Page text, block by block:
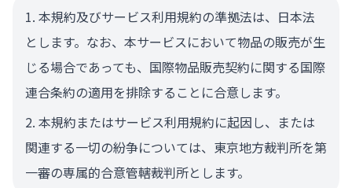
本規約及びサービス利用規約の準拠法は、日本法
とします。なお、本サービスにおいて物品の販売が生
じる場合であっても、国際物品販売契約に関する国際
連合条約の適用を排除することに合意します。
本規約またはサービス利用規約に起因し、または
関連する一切の紛争については、東京地方裁判所を第
一審の専属的合意管轄裁判所とします。